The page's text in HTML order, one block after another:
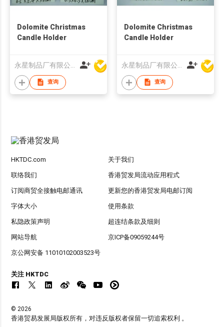
Dolomite Christmas
Candle Holder
查询
Dolomite Christmas
Candle Holder
查询
HKTDC.com 关于我们
联络我们 香港贸发局流动应用程式
订阅商贸全接触电邮通讯 更新您的香港贸发局电邮订阅
字体大小 使用条款
私隐政策声明 超连结条款及细则
网站导航 京ICP备09059244号
京公网安备 11010102003523号
关注 HKTDC
© 2026
香港贸易发展局版权所有，对违反版权者保留一切追索权利 。